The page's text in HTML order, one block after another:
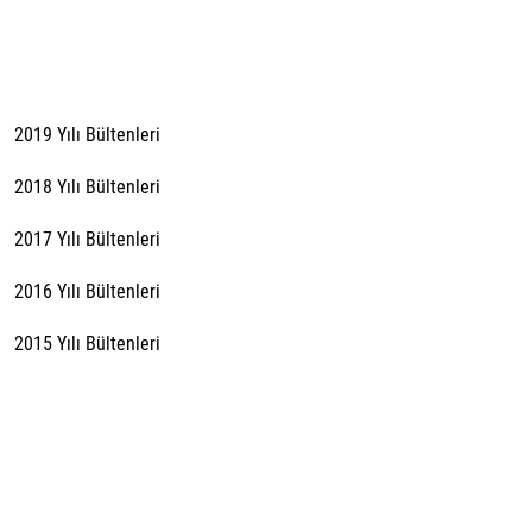
2019 Yılı Bültenleri
2018 Yılı Bültenleri
2017 Yılı Bültenleri
2016 Yılı Bültenleri
2015 Yılı Bültenleri